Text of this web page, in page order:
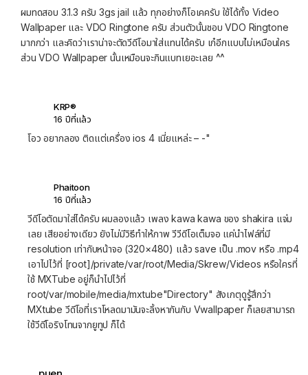
ผมทดสอบ 3.1.3 ครับ 3gs jail แล้ว ทุกอย่างก็โอเคครับ ใช้ได้ทั้ง Video
Wallpaper และ VDO Ringtone ครับ ส่วนตัวนั้นชอบ VDO Ringtone
มากกว่า และคิดว่าเราน่าจะตัดวีดีโอมาใส่แทนได้ครับ เก๋อีกแบบไ่ม่เหมือนใคร
ส่วน VDO Wallpaper นั้นเหมือนจะกินแบทเยอะเลย ^^
KRP®
16 ปีที่แล้ว
โอว อยากลอง ติดแต่เครื่อง ios 4 เนี่ยแหล่ะ – -"
Phaitoon
16 ปีที่แล้ว
วีดีโอตัดมาใส่ได้ครับ ผมลองแล้ว เพลง kawa kawa ของ shakira แจ่ม
เลย เสียอย่างเดียว ยังไม่มีวิธีทำให้ภาพ วีวีดีโอเต็มจอ แค่นำไฟล์ที่มี
resolution เท่ากับหน้าจอ (320×480) แล้ว save เป็น .mov หรือ .mp4
เอาไปไว้ที่ [root]/private/var/root/Media/Skrew/Videos หรือใครที่
ใช้ MXTube อยู่ก็นำไปไว้ที่
root/var/mobile/media/mxtube"Directory" สังเกตุดูรู้สึกว่า
MXtube วีดีโอที่เราโหลดมามันจะลิ้งหากันกับ Vwallpaper ก็เลยสามารถ
ใช้วีดีโอริงโทนจากยูทูป ก็ได้